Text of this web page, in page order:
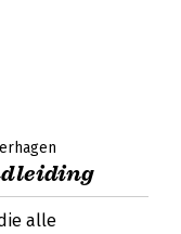
alle